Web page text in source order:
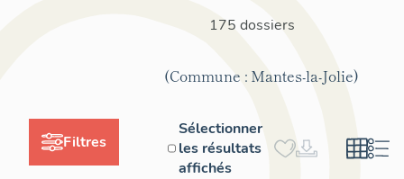
Filtres
175 dossiers
(Commune : Mantes-la-Jolie)
Sélectionner
les résultats
affichés